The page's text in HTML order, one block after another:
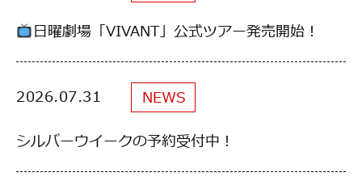
日曜劇場「VIVANT」公式ツアー発売開始！
2026.07.31
NEWS
シルバーウイークの予約受付中！
日曜劇場「VIVANT」公式ツアー発売開始！
2026.07.31
NEWS
シルバーウイークの予約受付中！